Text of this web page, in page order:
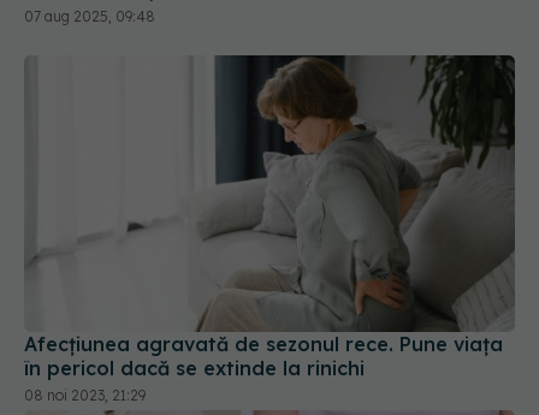
Afecțiunea agravată de sezonul rece. Pune viața
în pericol dacă se extinde la rinichi